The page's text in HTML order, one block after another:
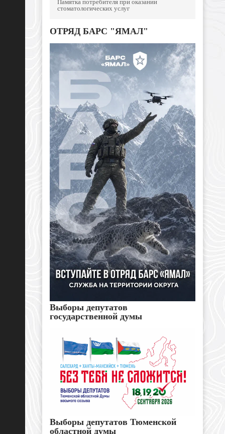
Памятка потребителя при оказании
стоматологических услуг
ОТРЯД БАРС "ЯМАЛ"
Выборы депутатов
государственной думы
Выборы депутатов Тюменской
областной думы